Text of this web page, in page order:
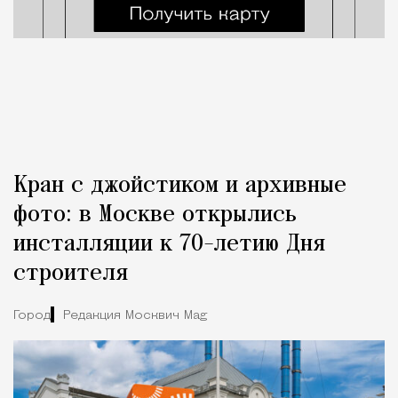
Кран с джойстиком и архивные
фото: в Москве открылись
инсталляции к 70-летию Дня
строителя
Город Редакция Москвич Mag